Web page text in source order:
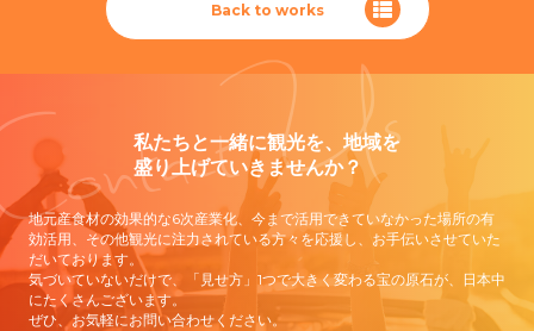
Back to works
Us
私たちと一緒に観光を、地域を
盛り上げていきませんか？
地元産食材の効果的な6次産業化、今まで活用できていなかった場所の有
効活用、その他観光に注力されている方々を応援し、お手伝いさせていた
だいております。
気づいていないだけで、「見せ方」1つで大きく変わる宝の原石が、日本中
にたくさんございます。
ぜひ、お気軽にお問い合わせください。